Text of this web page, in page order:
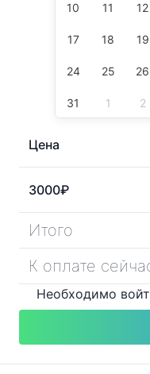
10 11 12
17 18 19
24 25 26
31 1 2
Цена
3000₽
Итого
К оплате
Необходимо